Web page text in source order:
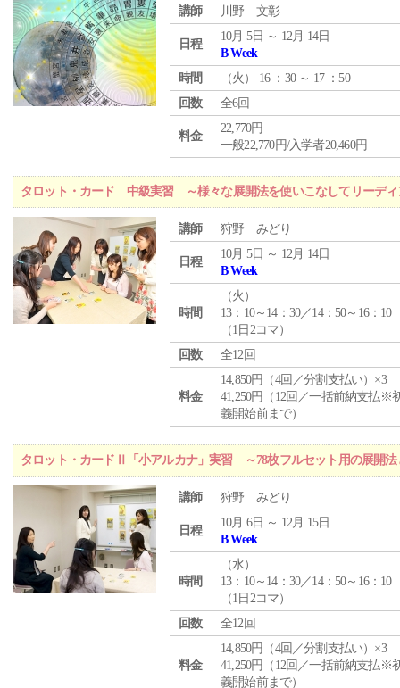
講師 川野 文彰
日程
10月 5日 ～ 12月 14日
B Week
時間
（火 ） 16 ：30 ～ 17 ：50
回数
全6回
料金
22,770円
一般22,770円/入学者20,460円
タロット・カード 中級実習 ～様々な展開法を使いこなしてリーディ
講師 狩野 みどり
日程
10月 5日 ～ 12月 14日
B Week
時間
（火 ）
13：10～14：30／14：50～16：10
（1日2コマ）
回数
全12回
料金
14,850円（4回／分割支払い）×3
41,250円（12回／一括前納支払※
義開始前まで）
タロット・カードⅡ「小アルカナ」実習 ～78枚フルセット用の展開法
講師 狩野 みどり
日程
10月 6日 ～ 12月 15日
B Week
時間
（水）
13：10～14：30／14：50～16：10
（1日2コマ）
回数
全12回
料金
14,850円（4回／分割支払い）×3
41,250円（12回／一括前納支払※
義開始前まで）